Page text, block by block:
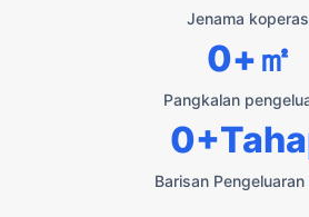
Jenama
Pangkalan
0+㎡
Barisan Pengeluaran
0